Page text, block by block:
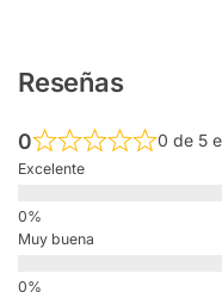
Reseñas
0 0 de 5
Excelente
Muy buena